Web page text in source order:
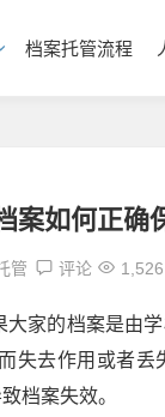
档案托管流程
案如何正确
管 评论 1,526
家的档案是由
失去作用或者
档案失效。